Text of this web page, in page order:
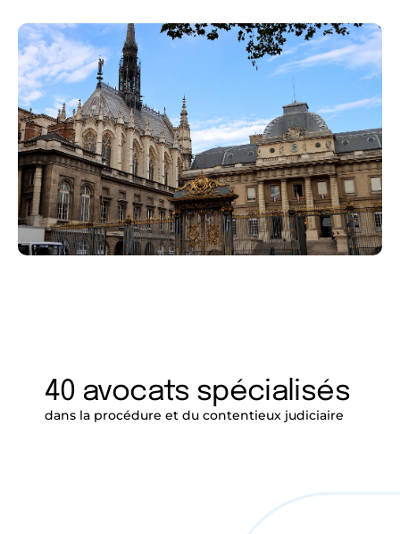
40 avocats spécialisés
dans la procédure et du contentieux judiciaire